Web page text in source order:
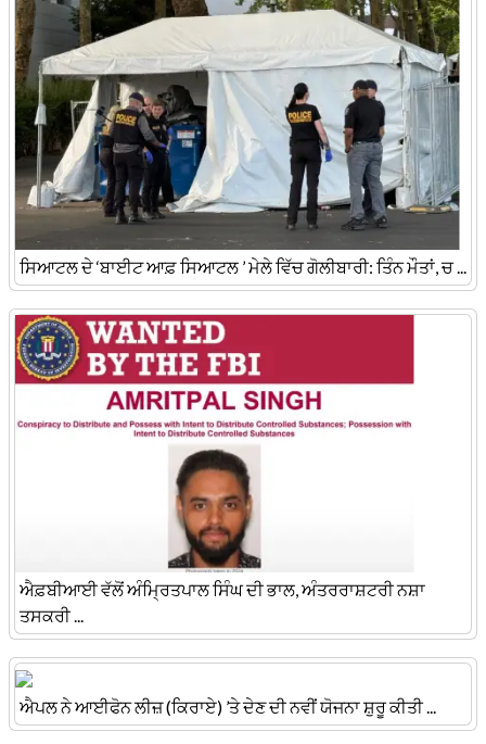
ਸਿਆਟਲ ਦੇ ‘ਬਾਈਟ ਆਫ਼ ਸਿਆਟਲ ’ ਮੇਲੇ ਵਿੱਚ ਗੋਲੀਬਾਰੀ: ਤਿੰਨ ਮੌਤਾਂ, ਚ ...
ਐਫ਼ਬੀਆਈ ਵੱਲੋਂ ਅੰਮ੍ਰਿਤਪਾਲ ਸਿੰਘ ਦੀ ਭਾਲ, ਅੰਤਰਰਾਸ਼ਟਰੀ ਨਸ਼ਾ
ਤਸਕਰੀ ...
ਐਪਲ ਨੇ ਆਈਫੋਨ ਲੀਜ਼ (ਕਿਰਾਏ) ’ਤੇ ਦੇਣ ਦੀ ਨਵੀਂ ਯੋਜਨਾ ਸ਼ੁਰੂ ਕੀਤੀ ...